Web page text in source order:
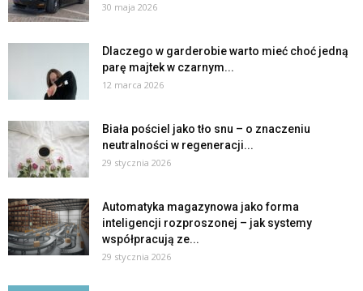
30 maja 2026
Dlaczego w garderobie warto mieć choć jedną
parę majtek w czarnym...
12 marca 2026
Biała pościel jako tło snu – o znaczeniu
neutralności w regeneracji...
29 stycznia 2026
Automatyka magazynowa jako forma
inteligencji rozproszonej – jak systemy
współpracują ze...
29 stycznia 2026